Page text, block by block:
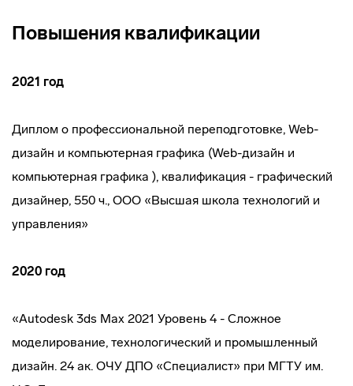
Повышения квалификации
2021 год
Диплом о профессиональной переподготовке, Web-
дизайн и компьютерная графика (Web-дизайн и
компьютерная графика ), квалификация - графический
дизайнер, 550 ч., ООО «Высшая школа технологий и
управления»
2020 год
«Autodesk 3ds Max 2021 Уровень 4 - Сложное
моделирование, технологический и промышленный
дизайн. 24 ак. ОЧУ ДПО «Специалист» при МГТУ им.